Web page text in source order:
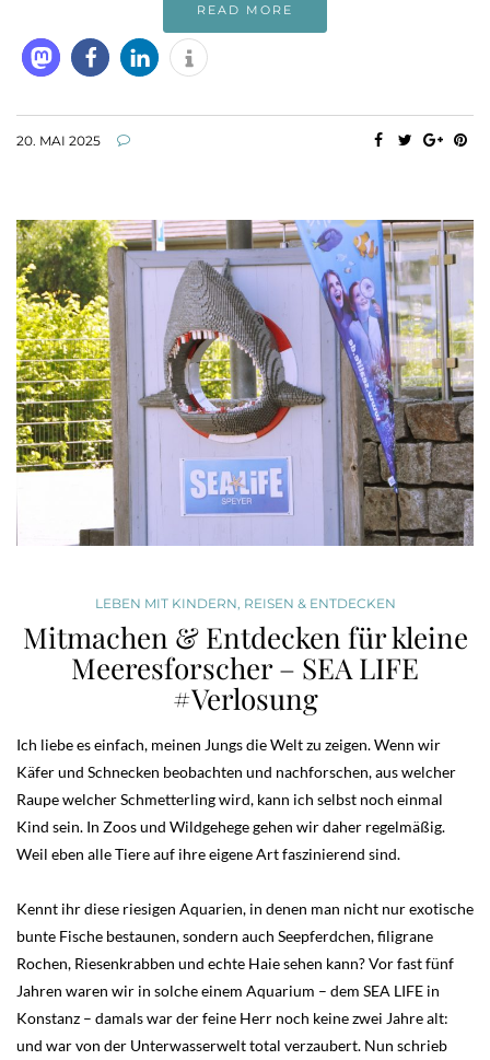
READ MORE
20. MAI 2025
LEBEN MIT KINDERN, REISEN & ENTDECKEN
Mitmachen & Entdecken für kleine
Meeresforscher – SEA LIFE
#Verlosung
Ich liebe es einfach, meinen Jungs die Welt zu zeigen. Wenn wir
Käfer und Schnecken beobachten und nachforschen, aus welcher
Raupe welcher Schmetterling wird, kann ich selbst noch einmal
Kind sein. In Zoos und Wildgehege gehen wir daher regelmäßig.
Weil eben alle Tiere auf ihre eigene Art faszinierend sind.
Kennt ihr diese riesigen Aquarien, in denen man nicht nur exotische
bunte Fische bestaunen, sondern auch Seepferdchen, filigrane
Rochen, Riesenkrabben und echte Haie sehen kann? Vor fast fünf
Jahren waren wir in solche einem Aquarium – dem SEA LIFE in
Konstanz – damals war der feine Herr noch keine zwei Jahre alt:
und war von der Unterwasserwelt total verzaubert. Nun schrieb